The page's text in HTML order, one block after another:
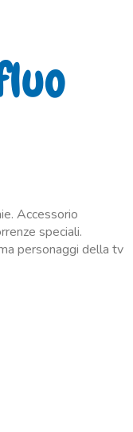
Accessorio
speciali.
personaggi della tv